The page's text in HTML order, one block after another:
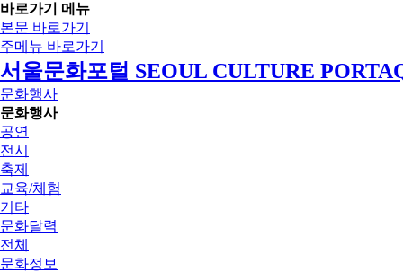
바로가기 메뉴
본문 바로가기
주메뉴 바로가기
서울문화포털 SEOUL CULTURE
문화행사
문화행사
공연
전시
축제
교육/체험
기타
문화달력
전체
문화정보